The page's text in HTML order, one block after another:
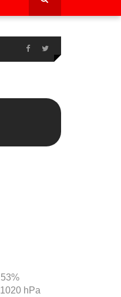
53%
1020 hPa